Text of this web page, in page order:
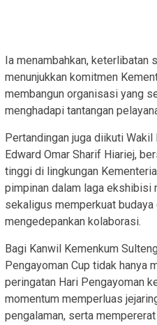
Ia menambahkan, keterlibatan
menunjukkan komitmen
membangun organisasi yang
menghadapi tantangan
Pertandingan juga diikuti Wakil
Edward Omar Sharif Hiariej,
tinggi di lingkungan
pimpinan dalam laga ekshibisi
sekaligus memperkuat
mengedepankan kolaborasi.
Bagi Kanwil Kemenkum
Pengayoman Cup tidak hanya
peringatan Hari Pengayoman
momentum memperluas
pengalaman, serta